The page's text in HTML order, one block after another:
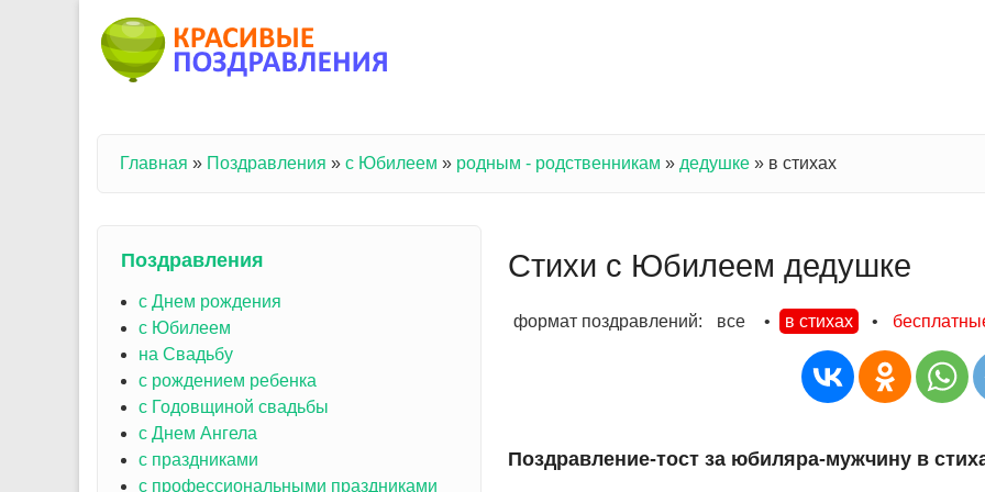
Вы здесь
Главная » Поздравления » с Юбилеем » родным - родственникам » дедушке » в стихах
Стихи с Юбилеем дедушке
формат поздравлений: все • в стихах •
Поздравление-тост за юбиляра-мужчину в
Поздравления
с Днем рождения
с Юбилеем
на Свадьбу
с рождением ребенка
с Годовщиной свадьбы
с Днем Ангела
с праздниками
с профессиональными праздниками